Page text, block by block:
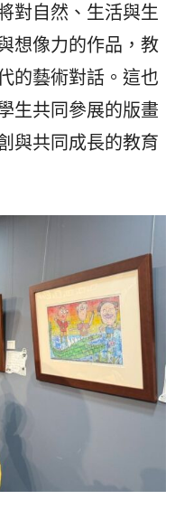
對自然、生活與生
想像力的作品，教
的藝術對話。這也
生共同參展的版畫
與共同成長的教育